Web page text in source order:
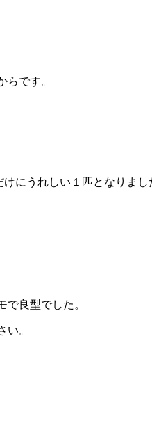
です。
にうれしい１匹となりまし
良型でした。
。